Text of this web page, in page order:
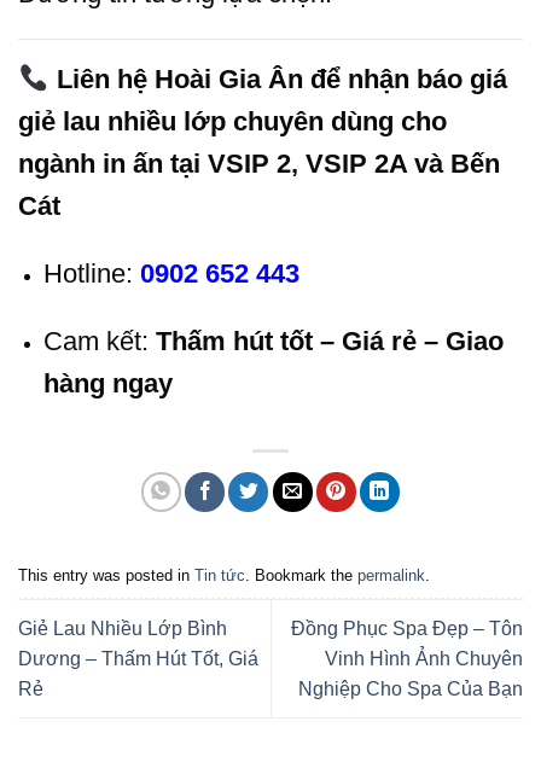
Liên hệ Hoài Gia Ân để nhận báo giá
giẻ lau nhiều lớp chuyên dùng cho
ngành in ấn tại VSIP 2, VSIP 2A và Bến
Cát
Hotline: 0902 652 443
Cam kết: Thấm hút tốt – Giá rẻ – Giao
hàng ngay
This entry was posted in Tin tức. Bookmark the permalink.
Giẻ Lau Nhiều Lớp Bình
Dương – Thấm Hút Tốt, Giá
Rẻ
Đồng Phục Spa Đẹp – Tôn
Vinh Hình Ảnh Chuyên
Nghiệp Cho Spa Của Bạn